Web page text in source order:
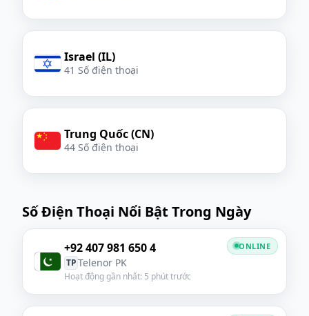
Israel (IL)
41 Số điện thoại
Trung Quốc (CN)
44 Số điện thoại
Số Điện Thoại Nổi Bật Trong Ngày
+92 407 981 650 4
TPTelenor PK
Hoạt động gần nhất: 5 phút trước
ONLINE